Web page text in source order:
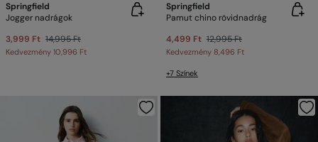
Springfield
Jogger nadrágok
3,999 Ft 14,995 Ft
Kedvezmény 10,996 Ft
Springfield
Pamut chino rövidnadrág
4,499 Ft 12,995 Ft
Kedvezmény 8,496 Ft
+7 Színek